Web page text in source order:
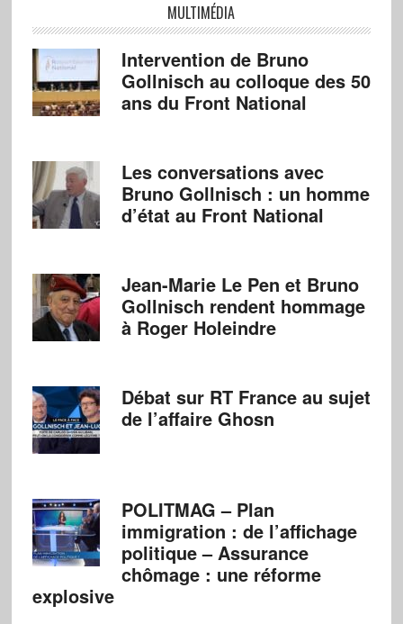
MULTIMÉDIA
Intervention de Bruno
Gollnisch au colloque des 50
ans du Front National
Les conversations avec
Bruno Gollnisch : un homme
d’état au Front National
Jean-Marie Le Pen et Bruno
Gollnisch rendent hommage
à Roger Holeindre
Débat sur RT France au sujet
de l’affaire Ghosn
POLITMAG – Plan
immigration : de l’affichage
politique – Assurance
chômage : une réforme
explosive